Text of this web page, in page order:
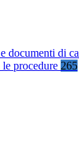
documenti di
le procedure 265